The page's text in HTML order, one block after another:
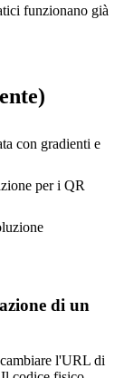
funzionano già
con gradienti e
per i QR
di un
l'URL di